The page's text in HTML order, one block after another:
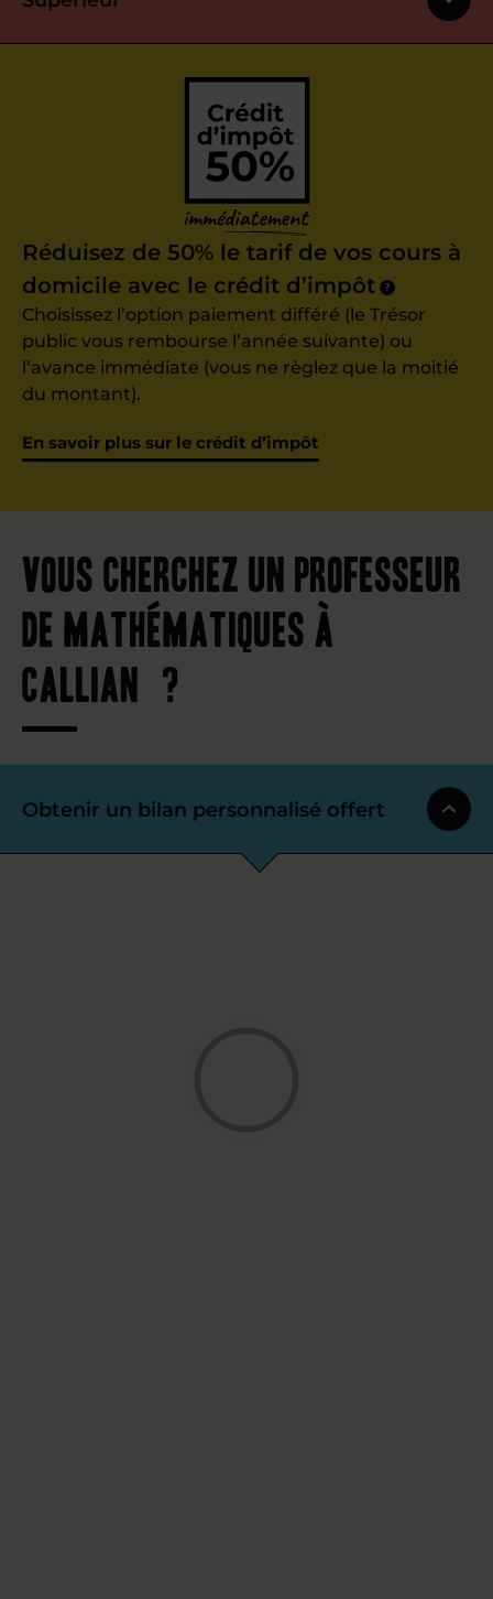
Réduisez de 50% le tarif de vos cours à
domicile avec le crédit d’impôt
?
Choisissez l’option paiement différé (le Trésor
public vous rembourse l’année suivante) ou
l’avance immédiate (vous ne règlez que la moitié
du montant).
En savoir plus sur le crédit d’impôt
Vous cherchez un professeur
de mathématiques à
Callian ?
Obtenir un bilan personnalisé offert